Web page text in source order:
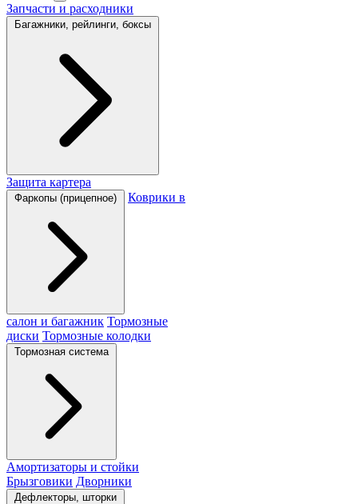
Запчасти и расходники
Багажники, рейлинги, боксы
Защита картера
Фаркопы (прицепное) Коврики в
салон и багажник Тормозные
диски Тормозные колодки
Тормозная система
Амортизаторы и стойки
Брызговики Дворники
Дефлекторы, шторки